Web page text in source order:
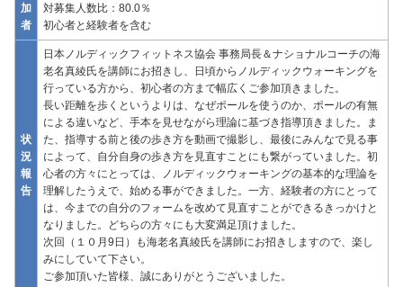
加
者
対募集人数比：80.0％
初心者と経験者を含む
状
況
報
告
日本ノルディックフィットネス協会 事務局長＆ナショナルコーチの海
老名真綾氏を講師にお招きし、日頃からノルディックウォーキングを
行っている方から、初心者の方まで幅広くご参加頂きました。
長い距離を歩くというよりは、なぜポールを使うのか、ポールの有無
による違いなど、手本を見せながら理論に基づき指導頂きました。ま
た、指導する前と後の歩き方を動画で撮影し、最後にみんなで見る事
によって、自分自身の歩き方を見直すことにも繋がっていました。初
心者の方々にとっては、ノルディックウォーキングの基本的な理論を
理解したうえで、始める事ができました。一方、経験者の方にとって
は、今までの自分のフォームを改めて見直すことができるきっかけと
なりました。どちらの方々にも大変満足頂けました。
次回（１０月9日）も海老名真綾氏を講師にお招きしますので、楽し
みにしていて下さい。
ご参加頂いた皆様、誠にありがとうございました。